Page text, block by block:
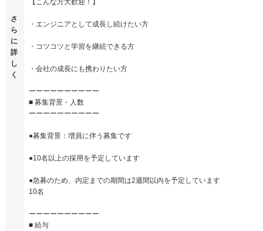
さ
ら
に
詳
し
く
【こんな方大歓迎！】
・エンジニアとして成長し続けたい方
・コツコツと学習を継続できる方
・会社の成長にも携わりたい方
ーーーーーーーーーー
■ 募集背景・人数
ーーーーーーーーーー
●募集背景：増員に伴う募集です
●10名以上の採用を予定しています
●急募のため、内定までの期間は2週間以内を予定しています
10名
ーーーーーーーーーー
■ 給与